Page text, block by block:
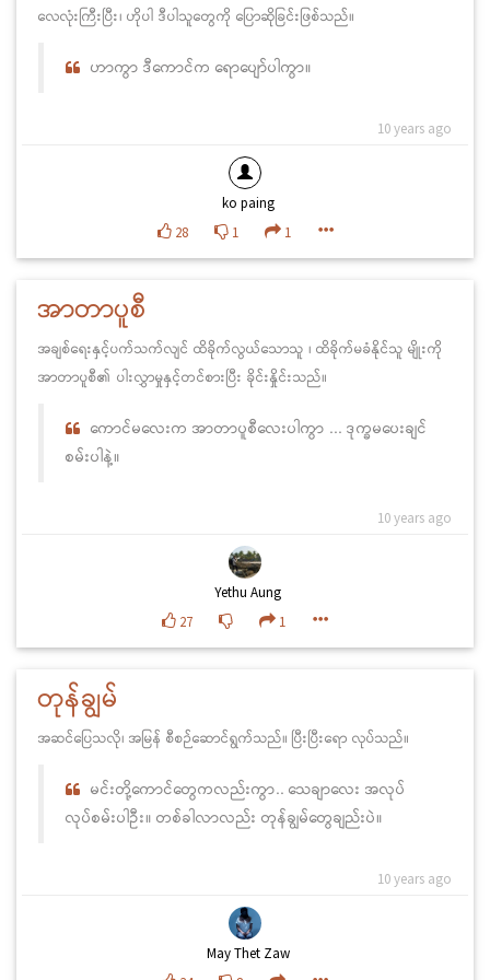
လေလုံးကြီးပြီး၊ ဟိုပါ ဒီပါသူတွေကို ပြောဆိုခြင်းဖြစ်သည်။
ဟာကွာ ဒီကောင်က ရောပျော်ပါကွာ။
10 years ago
ko paing
28
1 1
အာတာပူစီ
အချစ်ရေးနှင့်ပက်သက်လျင် ထိခိုက်လွယ်သောသူ ၊ ထိခိုက်မခံနိုင်သူ မျိုးကို
အာတာပူစီ၏ ပါးလွှာမှုနှင့်တင်စားပြီး ခိုင်းနှိုင်းသည်။
ကောင်မလေးက အာတာပူစီလေးပါကွာ ... ဒုက္ခမပေးချင်
စမ်းပါနဲ့။
10 years ago
Yethu Aung
27
1
တုန်ချွမ်
အဆင်ပြေသလို၊ အမြန် စီစဉ်ဆောင်ရွက်သည်။ ပြီးပြီးရော လုပ်သည်။
မင်းတို့ကောင်တွေကလည်းကွာ.. သေချာလေး အလုပ်
လုပ်စမ်းပါဦး။ တစ်ခါလာလည်း တုန်ချွမ်တွေချည်းပဲ။
10 years ago
May Thet Zaw